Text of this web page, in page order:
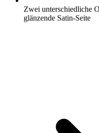
Zwei unterschiedliche
glänzende Satin-Seite